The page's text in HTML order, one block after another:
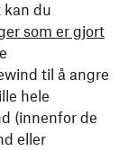
kan du
som er gjort
til å angre
hele
(innenfor de
eller